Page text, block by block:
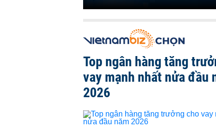
Top ngân hàng tăng
vay mạnh nhất nửa đầu
2026